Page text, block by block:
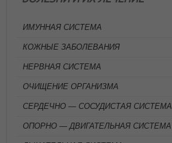
ИМУННАЯ СИСТЕМА
КОЖНЫЕ ЗАБОЛЕВАНИЯ
НЕРВНАЯ СИСТЕМА
ОЧИЩЕНИЕ ОРГАНИЗМА
СЕРДЕЧНО — СОСУДИСТАЯ СИСТЕМА
ОПОРНО — ДВИГАТЕЛЬНАЯ СИСТЕМА